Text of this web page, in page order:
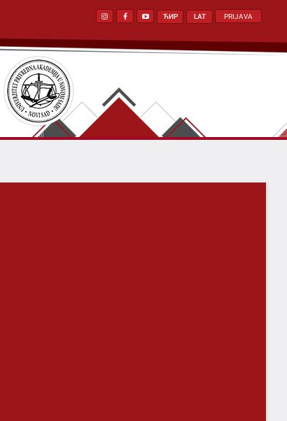
PRIJAVA
ЋИР LAT